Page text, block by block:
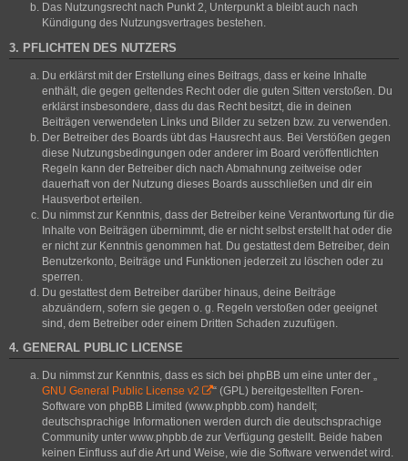
Das Nutzungsrecht nach Punkt 2, Unterpunkt a bleibt auch nach
Kündigung des Nutzungsvertrages bestehen.
3. PFLICHTEN DES NUTZERS
Du erklärst mit der Erstellung eines Beitrags, dass er keine Inhalte
enthält, die gegen geltendes Recht oder die guten Sitten verstoßen. Du
erklärst insbesondere, dass du das Recht besitzt, die in deinen
Beiträgen verwendeten Links und Bilder zu setzen bzw. zu verwenden.
Der Betreiber des Boards übt das Hausrecht aus. Bei Verstößen gegen
diese Nutzungsbedingungen oder anderer im Board veröffentlichten
Regeln kann der Betreiber dich nach Abmahnung zeitweise oder
dauerhaft von der Nutzung dieses Boards ausschließen und dir ein
Hausverbot erteilen.
Du nimmst zur Kenntnis, dass der Betreiber keine Verantwortung für die
Inhalte von Beiträgen übernimmt, die er nicht selbst erstellt hat oder die
er nicht zur Kenntnis genommen hat. Du gestattest dem Betreiber, dein
Benutzerkonto, Beiträge und Funktionen jederzeit zu löschen oder zu
sperren.
Du gestattest dem Betreiber darüber hinaus, deine Beiträge
abzuändern, sofern sie gegen o. g. Regeln verstoßen oder geeignet
sind, dem Betreiber oder einem Dritten Schaden zuzufügen.
4. GENERAL PUBLIC LICENSE
Du nimmst zur Kenntnis, dass es sich bei phpBB um eine unter der „
GNU General Public License v2
“ (GPL) bereitgestellten Foren-
Software von phpBB Limited (www.phpbb.com) handelt;
deutschsprachige Informationen werden durch die deutschsprachige
Community unter www.phpbb.de zur Verfügung gestellt. Beide haben
keinen Einfluss auf die Art und Weise, wie die Software verwendet wird.